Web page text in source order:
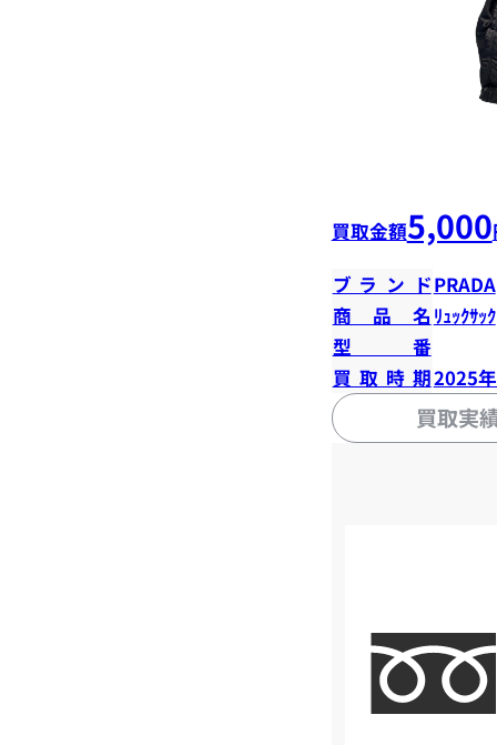
買取金額5,000
ブランドPRADA
商品名 ﾘｭｯｸｻｯｸ
型番
買取時期2025
買取実